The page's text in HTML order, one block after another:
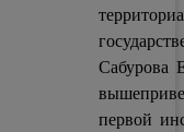
Сабурова
первой